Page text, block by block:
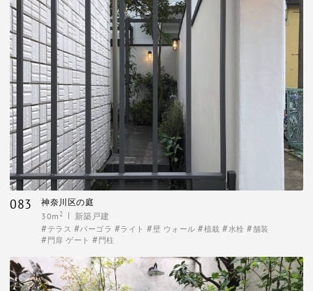
083
神奈川区の庭
30m 2 新築戸建
テラス パーゴラ ライト 壁 ウォール 植栽 水栓
舗装
門扉 ゲート
門柱